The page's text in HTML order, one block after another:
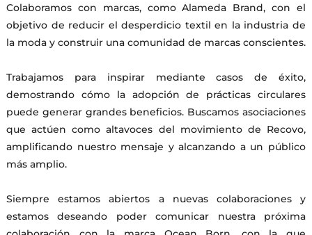
Colaboramos con marcas, como Alameda Brand, con el
objetivo de reducir el desperdicio textil en la industria de
la moda y construir una comunidad de marcas conscientes.
Trabajamos para inspirar mediante casos de éxito,
demostrando cómo la adopción de prácticas circulares
puede generar grandes beneficios. Buscamos asociaciones
que actúen como altavoces del movimiento de Recovo,
amplificando nuestro mensaje y alcanzando a un público
más amplio.
Siempre estamos abiertos a nuevas colaboraciones y
estamos deseando poder comunicar nuestra próxima